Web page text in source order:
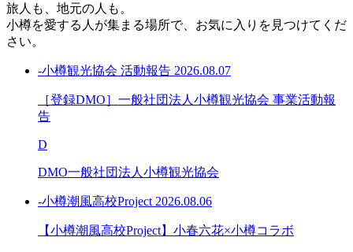
旅人も、地元の人も。
小樽を愛する人が集まる場所で、お気に入りを見つけてくだ
さい。
-小樽観光協会 活動報告 2026.08.07
［登録DMO］一般社団法人小樽観光協会 事業活動報
告
D
DMO一般社団法人小樽観光協会
-小樽潮風高校Project 2026.08.06
【小樽潮風高校Project】小春六花×小樽コラボ